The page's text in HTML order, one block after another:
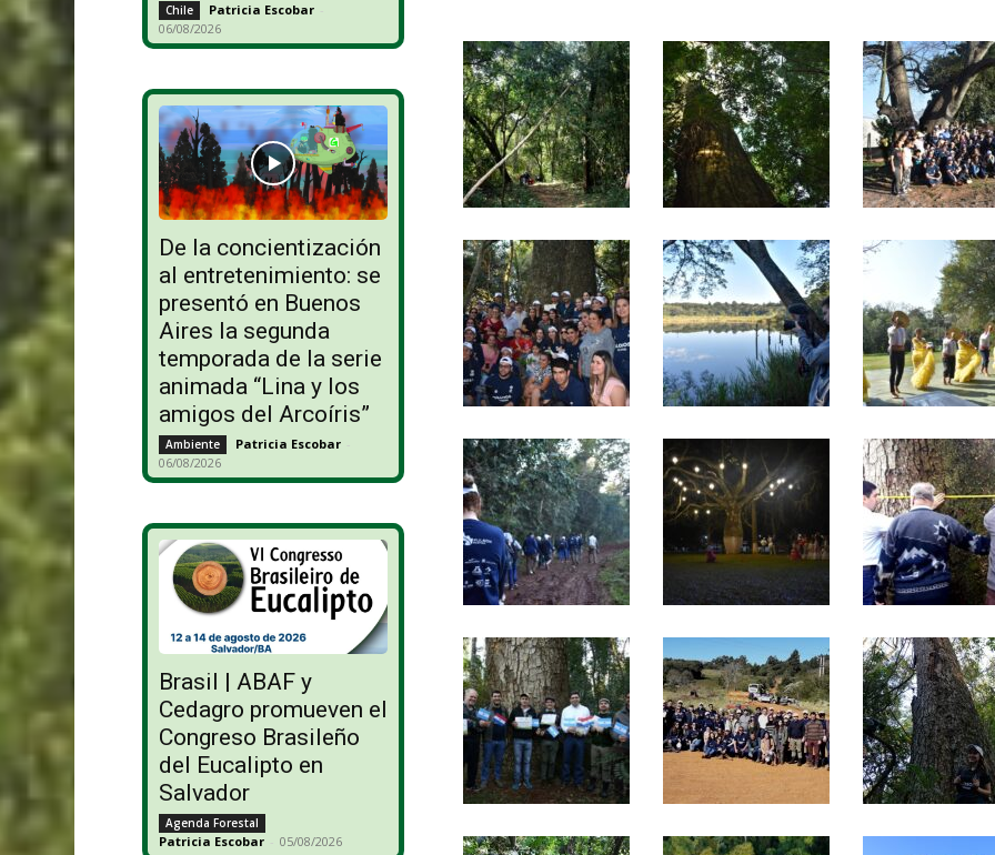
Chile Patricia Escobar -
06/08/2026
De la concientización
al entretenimiento: se
presentó en Buenos
Aires la segunda
temporada de la serie
animada “Lina y los
amigos del Arcoíris”
Ambiente Patricia Escobar -
06/08/2026
Brasil | ABAF y
Cedagro promueven el
Congreso Brasileño
del Eucalipto en
Salvador
Agenda Forestal
Patricia Escobar - 05/08/2026